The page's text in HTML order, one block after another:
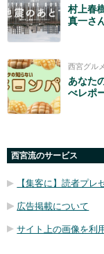
村上春
真一さ
西宮グルメ
あなた
べレポ
西宮流のサービス
【集客に】読者プレ
広告掲載について
サイト上の画像を利